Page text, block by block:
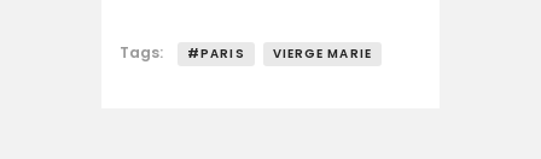
Tags: #PARIS VIERGE MARIE